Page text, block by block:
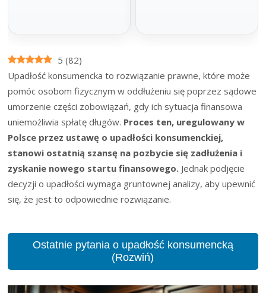
100 000 zł
Stabilne finansowanie na chwilówki z
jasnymi warunkami, kwotą nawet do
200 tys. zł na 120 miesięcy.
Oddłużanie
prawne
Profesjonalna pomoc prawna dla osób
zadłużonych. Analiza umów,
negocjacje i realne wsparcie.
5 (82)
Upadłość konsumencka to rozwiązanie prawne, które może
pomóc osobom fizycznym w oddłużeniu się poprzez sądowe
umorzenie części zobowiązań, gdy ich sytuacja finansowa
uniemożliwia spłatę długów. Proces ten, uregulowany w
Polsce przez ustawę o upadłości konsumenckiej,
stanowi ostatnią szansę na pozbycie się zadłużenia i
zyskanie nowego startu finansowego. Jednak podjęcie
decyzji o upadłości wymaga gruntownej analizy, aby upewnić
się, że jest to odpowiednie rozwiązanie.
Ostatnie pytania o upadłość konsumencką
(Rozwiń)